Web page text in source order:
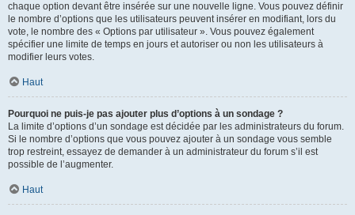
chaque option devant être insérée sur une nouvelle ligne. Vous pouvez définir
le nombre d’options que les utilisateurs peuvent insérer en modifiant, lors du
vote, le nombre des « Options par utilisateur ». Vous pouvez également
spécifier une limite de temps en jours et autoriser ou non les utilisateurs à
modifier leurs votes.
Haut
Pourquoi ne puis-je pas ajouter plus d’options à un sondage ?
La limite d’options d’un sondage est décidée par les administrateurs du forum.
Si le nombre d’options que vous pouvez ajouter à un sondage vous semble
trop restreint, essayez de demander à un administrateur du forum s’il est
possible de l’augmenter.
Haut